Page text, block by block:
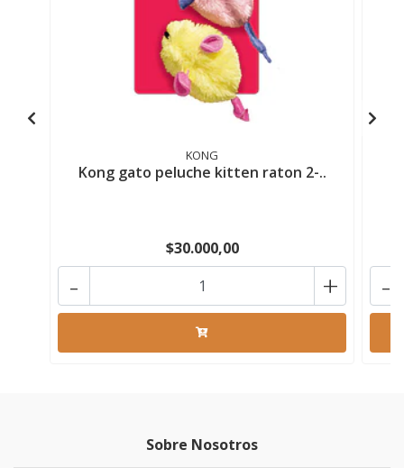
KONG
Kong gato peluche kitten raton 2-..
$30.000,00
- + -
Sobre Nosotros